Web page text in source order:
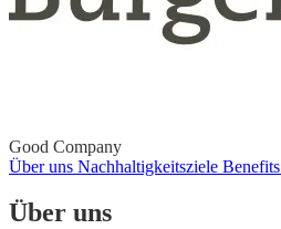
Good Company
Über uns Nachhaltigkeitsziele Benefits
Über uns